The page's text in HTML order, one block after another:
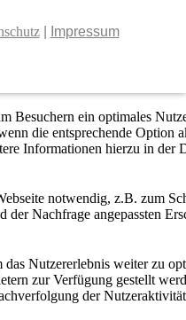
| Impressum
Besuchern ein optimales
die entsprechende Option
Informationen hierzu in der
notwendig, z.B. zum
der Nachfrage angepassten
Nutzererlebnis weiter zu
zur Verfügung gestellt
der